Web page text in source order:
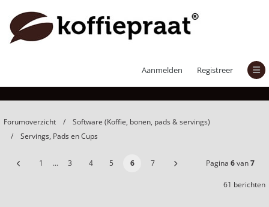
Aanmelden Registreer
Forumoverzicht
Software (Koffie, bonen, pads & servings)
Servings, Pads en Cups
1 … 3 4 5 6 7 Pagina 6van7
61 berichten